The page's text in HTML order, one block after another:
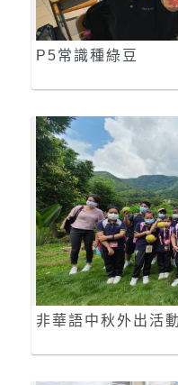
P5常識種綠豆
非華語中秋外出活動